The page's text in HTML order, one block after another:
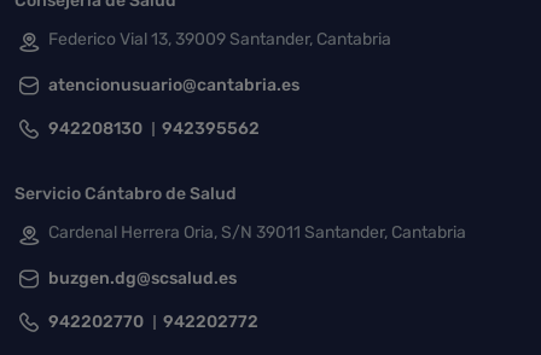
Federico Vial 13, 39009 Santander, Cantabria
atencionusuario@cantabria.es
942208130 942395562
Servicio Cántabro de Salud
Cardenal Herrera Oria, S/N 39011 Santander, Cantabria
buzgen.dg@scsalud.es
942202770 942202772